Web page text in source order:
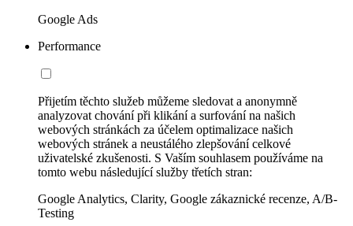
Google Ads
Performance
Přijetím těchto služeb můžeme sledovat a anonymně
analyzovat chování při klikání a surfování na našich
webových stránkách za účelem optimalizace našich
webových stránek a neustálého zlepšování celkové
uživatelské zkušenosti. S Vaším souhlasem používáme na
tomto webu následující služby třetích stran:
Google Analytics, Clarity, Google zákaznické recenze, A/B-
Testing